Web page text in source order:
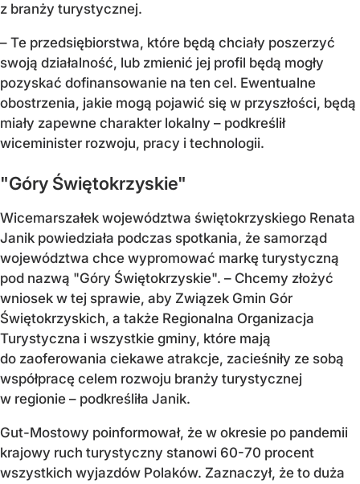
z branży turystycznej.
– Te przedsiębiorstwa, które będą chciały poszerzyć
swoją działalność, lub zmienić jej profil będą mogły
pozyskać dofinansowanie na ten cel. Ewentualne
obostrzenia, jakie mogą pojawić się w przyszłości, będą
miały zapewne charakter lokalny – podkreślił
wiceminister rozwoju, pracy i technologii.
"Góry Świętokrzyskie"
Wicemarszałek województwa świętokrzyskiego Renata
Janik powiedziała podczas spotkania, że samorząd
województwa chce wypromować markę turystyczną
pod nazwą "Góry Świętokrzyskie". – Chcemy złożyć
wniosek w tej sprawie, aby Związek Gmin Gór
Świętokrzyskich, a także Regionalna Organizacja
Turystyczna i wszystkie gminy, które mają
do zaoferowania ciekawe atrakcje, zacieśniły ze sobą
współpracę celem rozwoju branży turystycznej
w regionie – podkreśliła Janik.
Gut-Mostowy poinformował, że w okresie po pandemii
krajowy ruch turystyczny stanowi 60-70 procent
wszystkich wyjazdów Polaków. Zaznaczył, że to duża